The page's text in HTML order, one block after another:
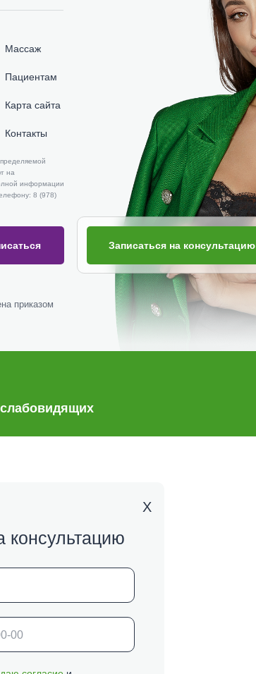
Записаться на консультацию
Массаж
на
информации
8 (978)
приказом
Контакты
Карта сайта
Пациентам
консультацию
Х